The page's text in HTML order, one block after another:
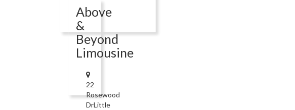
Above
&
Beyond
Limousine
22
Rosewood
DrLittle